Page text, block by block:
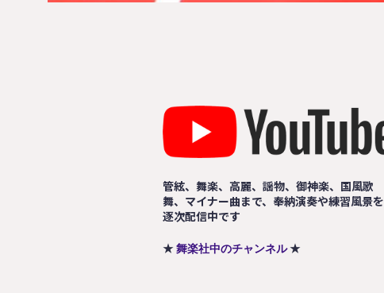
管絃、舞楽、高麗、謡物、御神楽、国風歌
舞、マイナー曲まで、奉納演奏や練習風景を
逐次配信中です
★舞楽社中のチャンネル★